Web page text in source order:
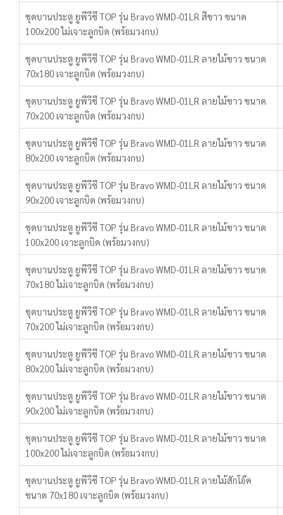
ชุดบานประตู ยูพีวีซี TOP รุ่น Bravo WMD-01LR สีขาว ขนาด
100x200 ไม่เจาะลูกบิด (พร้อมวงกบ)
ชุดบานประตู ยูพีวีซี TOP รุ่น Bravo WMD-01LR ลายไม้ขาว ขนาด
70x180 เจาะลูกบิด (พร้อมวงกบ)
ชุดบานประตู ยูพีวีซี TOP รุ่น Bravo WMD-01LR ลายไม้ขาว ขนาด
70x200 เจาะลูกบิด (พร้อมวงกบ)
ชุดบานประตู ยูพีวีซี TOP รุ่น Bravo WMD-01LR ลายไม้ขาว ขนาด
80x200 เจาะลูกบิด (พร้อมวงกบ)
ชุดบานประตู ยูพีวีซี TOP รุ่น Bravo WMD-01LR ลายไม้ขาว ขนาด
90x200 เจาะลูกบิด (พร้อมวงกบ)
ชุดบานประตู ยูพีวีซี TOP รุ่น Bravo WMD-01LR ลายไม้ขาว ขนาด
100x200 เจาะลูกบิด (พร้อมวงกบ)
ชุดบานประตู ยูพีวีซี TOP รุ่น Bravo WMD-01LR ลายไม้ขาว ขนาด
70x180 ไม่เจาะลูกบิด (พร้อมวงกบ)
ชุดบานประตู ยูพีวีซี TOP รุ่น Bravo WMD-01LR ลายไม้ขาว ขนาด
70x200 ไม่เจาะลูกบิด (พร้อมวงกบ)
ชุดบานประตู ยูพีวีซี TOP รุ่น Bravo WMD-01LR ลายไม้ขาว ขนาด
80x200 ไม่เจาะลูกบิด (พร้อมวงกบ)
ชุดบานประตู ยูพีวีซี TOP รุ่น Bravo WMD-01LR ลายไม้ขาว ขนาด
90x200 ไม่เจาะลูกบิด (พร้อมวงกบ)
ชุดบานประตู ยูพีวีซี TOP รุ่น Bravo WMD-01LR ลายไม้ขาว ขนาด
100x200 ไม่เจาะลูกบิด (พร้อมวงกบ)
ชุดบานประตู ยูพีวีซี TOP รุ่น Bravo WMD-01LR ลายไม้สักโอ๊ค
ขนาด 70x180 เจาะลูกบิด (พร้อมวงกบ)